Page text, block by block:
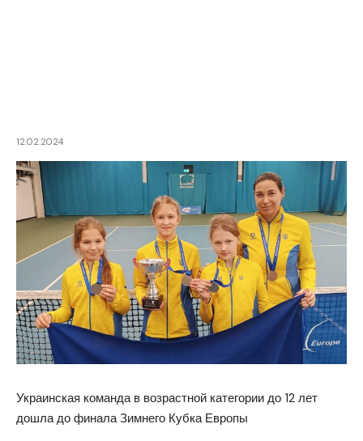
12.02.2024
Украинская команда в возрастной категории до 12 лет
дошла до финала Зимнего Кубка Европы